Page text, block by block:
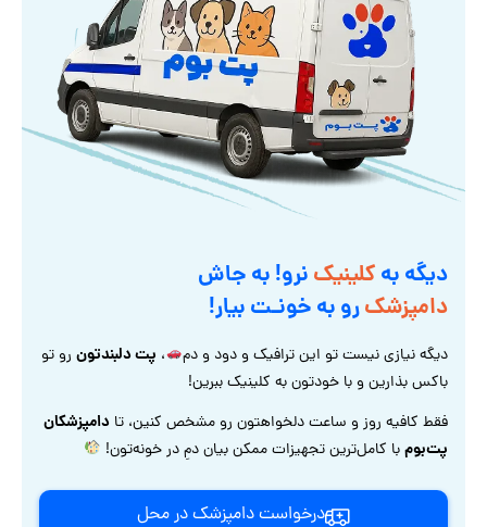
دیگه بهکلینیکنرو! به جاش
دامپزشکرو به خونـت بیار!
دیگه نیازی نیست تو این ترافیک و دود و دم ، پت دلبندتونرو تو
باکس بذارین و با خودتون به کلینیک ببرین!
فقط کافیه روز و ساعت دلخواهتون رو مشخص کنین، تا دامپزشکان
پت‌بومبا کامل‌ترین تجهیزات ممکن بیان دمِ در خونه‌تون!
درخواست دامپزشک در محل